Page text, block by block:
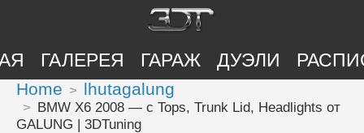
ГАЛЕРЕЯ ГАРАЖ ДУЭЛИ
Home lhutagalung
BMW X6 2008 — с Tops, Trunk Lid, Headlights от
GALUNG | 3DTuning